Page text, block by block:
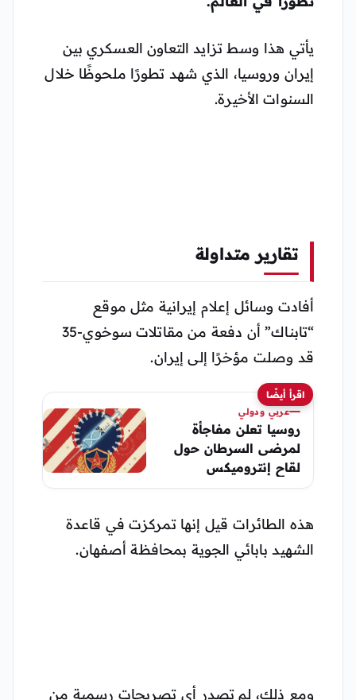
يأتي هذا وسط تزايد التعاون العسكري بين
إيران وروسيا، الذي شهد تطورًا ملحوظًا خلال
السنوات الأخيرة.
تقارير متداولة
أفادت وسائل إعلام إيرانية مثل موقع
“تابناك” أن دفعة من مقاتلات سوخوي-35
قد وصلت مؤخرًا إلى إيران.
اقرأ أيضًا
عربي ودولي
روسيا تعلن مفاجأة
لمرضى السرطان حول
لقاح إنتروميكس
هذه الطائرات قيل إنها تمركزت في قاعدة
الشهيد بابائي الجوية بمحافظة أصفهان.
ومع ذلك، لم تصدر أي تصريحات رسمية من